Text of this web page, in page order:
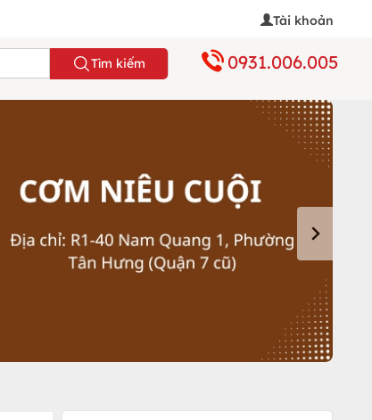
Tài khoản
Tìm kiếm 0931.006.005